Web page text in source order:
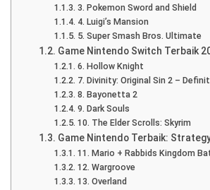
3. Pokemon Sword and Shield
4. Luigi’s Mansion
5. Super Smash Bros. Ultimate
Game Nintendo Switch Terbaik
6. Hollow Knight
7. Divinity: Original Sin 2 –
8. Bayonetta 2
9. Dark Souls
10. The Elder Scrolls: Skyrim
Game Nintendo Terbaik:
11. Mario + Rabbids Kingdom
12. Wargroove
13. Overland